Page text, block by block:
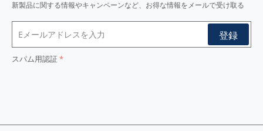
新製品に関する情報やキャンペーンなど、お得な情報をメールで受け取る
スパム用認証